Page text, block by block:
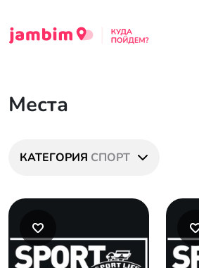
Места
КАТЕГОРИЯ СПОРТ